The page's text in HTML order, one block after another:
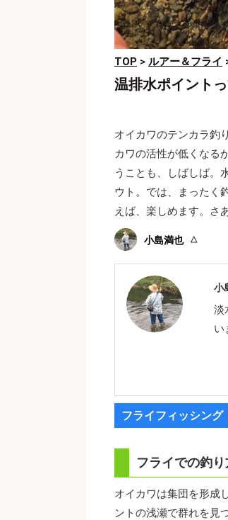
TOP > ルアー＆フライ
温排水ポイント
オイカワのテンカラ釣
カワの活性が低くなる
うことも、しばしば。
ウト。では、まったく
えば、楽しめます。さ
小島満也
小
淡
い
フライフィッシング
フライでの釣り
オイカワは集団を形成
ントの浅瀬で群れを見